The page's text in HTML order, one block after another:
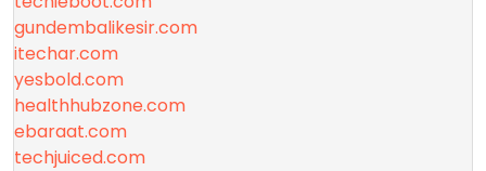
gundembalikesir.com
itechar.com
yesbold.com
healthhubzone.com
ebaraat.com
techjuiced.com